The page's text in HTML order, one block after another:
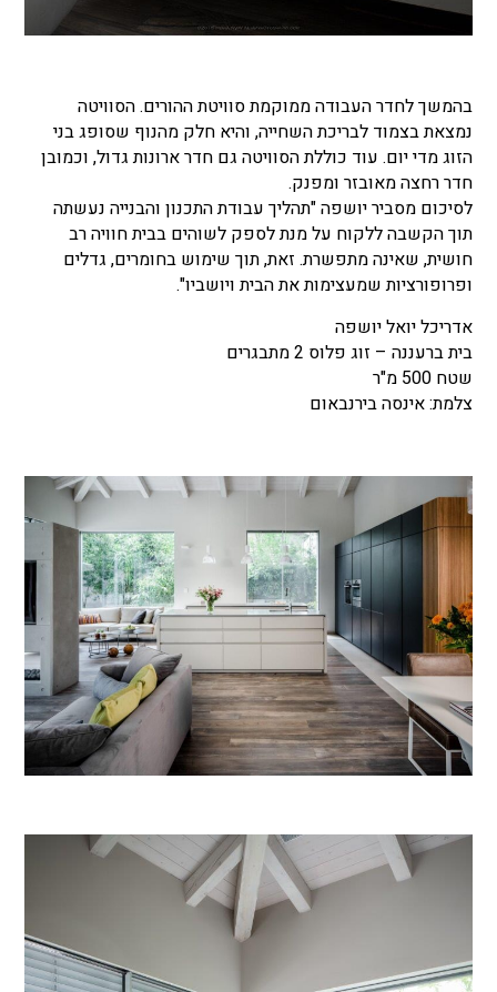
בהמשך לחדר העבודה ממוקמת סוויטת ההורים. הסוויטה
נמצאת בצמוד לבריכת השחייה, והיא חלק מהנוף שסופג בני
הזוג מדי יום. עוד כוללת הסוויטה גם חדר ארונות גדול, וכמובן
חדר רחצה מאובזר ומפנק.
לסיכום מסביר יושפה "תהליך עבודת התכנון והבנייה נעשתה
תוך הקשבה ללקוח על מנת לספק לשוהים בבית חוויה רב
חושית, שאינה מתפשרת. זאת, תוך שימוש בחומרים, גדלים
ופרופורציות שמעצימות את הבית ויושביו".
אדריכל יואל יושפה
בית ברעננה – זוג פלוס 2 מתבגרים
שטח 500 מ"ר
צלמת: אינסה בירנבאום